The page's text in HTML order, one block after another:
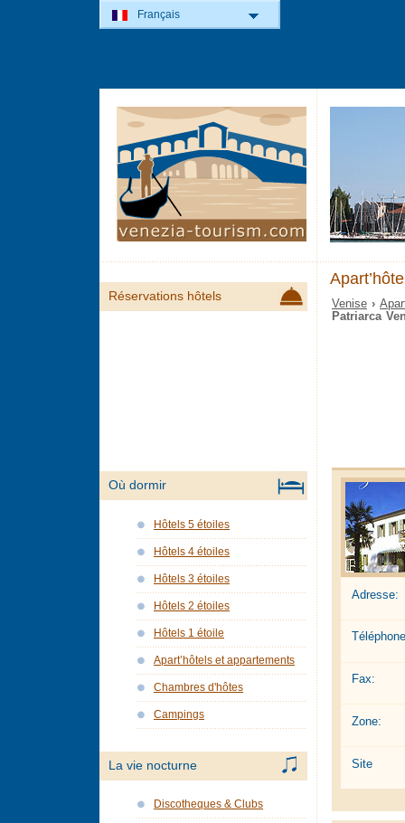
Venise ›
Patriarca
Adresse:
Fax:
Zone:
Site
Réservations hôtels
Où dormir
Hôtels 5 étoiles
Hôtels 4 étoiles
Hôtels 3 étoiles
Hôtels 2 étoiles
Hôtels 1 étoile
Apart’hôtels et appartements
Chambres d'hôtes
Campings
La vie nocturne
Discotheques & Clubs
Français